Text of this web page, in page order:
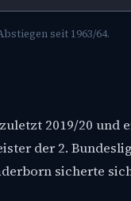
seit 1963/64.
2019/20 und
der 2.
sicherte